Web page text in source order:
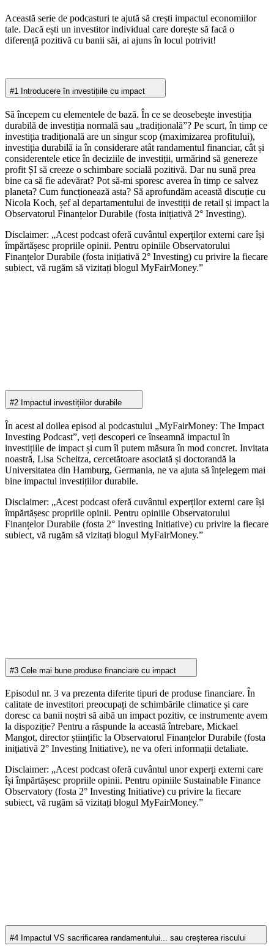
Această serie de podcasturi te ajută să crești impactul economiilor
tale. Dacă ești un investitor individual care dorește să facă o
diferență pozitivă cu banii săi, ai ajuns în locul potrivit!
#1 Introducere în investițiile cu impact
Să începem cu elementele de bază. În ce se deosebește investiția
durabilă de investiția normală sau „tradițională”? Pe scurt, în timp ce
investiția tradițională are un singur scop (maximizarea profitului),
investiția durabilă ia în considerare atât randamentul financiar, cât și
considerentele etice în deciziile de investiții, urmărind să genereze
profit ȘI să creeze o schimbare socială pozitivă. Dar nu sună prea
bine ca să fie adevărat? Pot să-mi sporesc averea în timp ce salvez
planeta? Cum funcționează asta? Să aprofundăm această discuție cu
Nicola Koch, șef al departamentului de investiții de retail și impact la
Observatorul Finanțelor Durabile (fosta inițiativă 2° Investing).
Disclaimer: „Acest podcast oferă cuvântul experților externi care își
împărtășesc propriile opinii. Pentru opiniile Observatorului
Finanțelor Durabile (fosta inițiativă 2° Investing) cu privire la fiecare
subiect, vă rugăm să vizitați blogul MyFairMoney.”
#2 Impactul investițiilor durabile
În acest al doilea episod al podcastului „MyFairMoney: The Impact
Investing Podcast”, veți descoperi ce înseamnă impactul în
investițiile de impact și cum îl putem măsura în mod concret. Invitata
noastră, Lisa Scheitza, cercetătoare asociată și doctorandă la
Universitatea din Hamburg, Germania, ne va ajuta să înțelegem mai
bine impactul investițiilor durabile.
Disclaimer: „Acest podcast oferă cuvântul experților externi care își
împărtășesc propriile opinii. Pentru opiniile Observatorului
Finanțelor Durabile (fosta 2° Investing Initiative) cu privire la fiecare
subiect, vă rugăm să vizitați blogul MyFairMoney.”
#3 Cele mai bune produse financiare cu impact
Episodul nr. 3 va prezenta diferite tipuri de produse financiare. În
calitate de investitori preocupați de schimbările climatice și care
doresc ca banii noștri să aibă un impact pozitiv, ce instrumente avem
la dispoziție? Pentru a răspunde la această întrebare, Mickael
Mangot, director științific la Observatorul Finanțelor Durabile (fosta
inițiativă 2° Investing Initiative), ne va oferi informații detaliate.
Disclaimer: „Acest podcast oferă cuvântul unor experți externi care
își împărtășesc propriile opinii. Pentru opiniile Sustainable Finance
Observatory (fosta 2° Investing Initiative) cu privire la fiecare
subiect, vă rugăm să vizitați blogul MyFairMoney.”
#4 Impactul VS sacrificarea randamentului... sau creșterea riscului